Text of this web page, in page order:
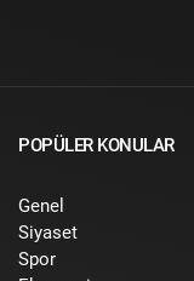
POPÜLER KONULAR
Genel
Siyaset
Spor